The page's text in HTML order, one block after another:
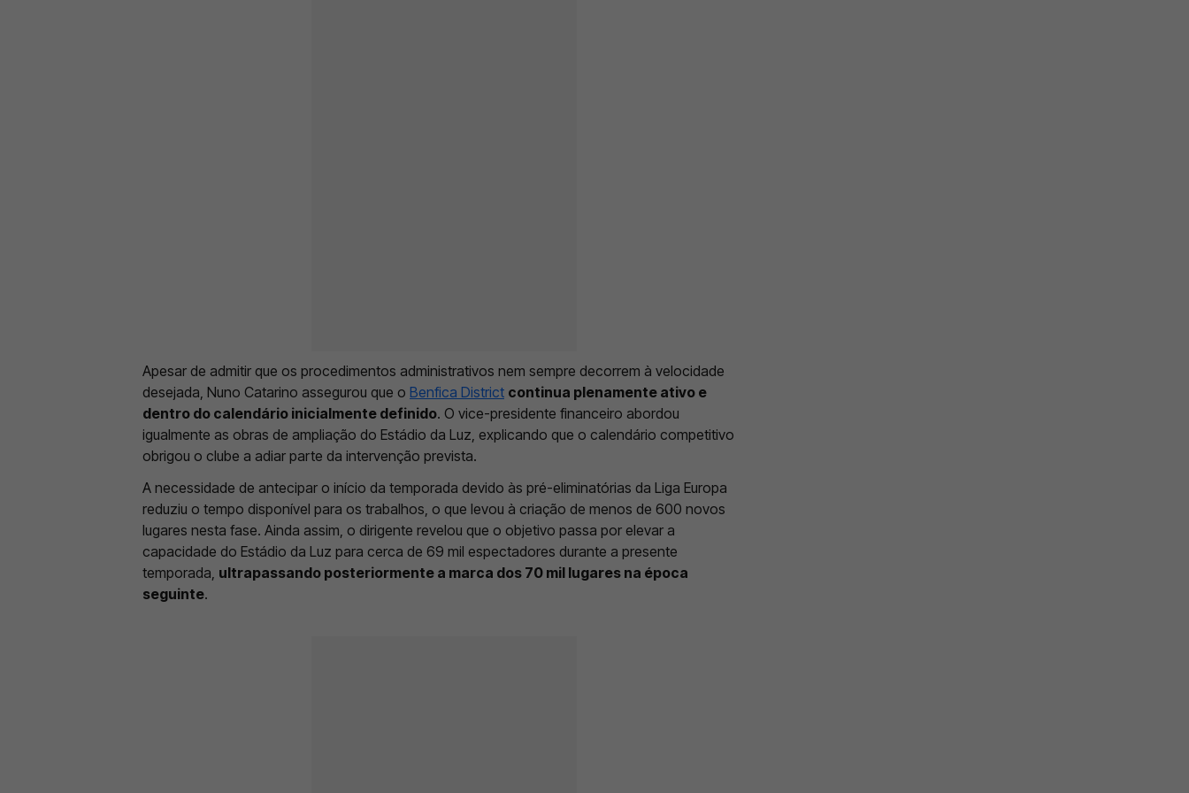
Apesar de admitir que os procedimentos administrativos nem sempre decorrem à velocidade
desejada, Nuno Catarino assegurou que o Benfica District continua plenamente ativo e
dentro do calendário inicialmente definido. O vice-presidente financeiro abordou
igualmente as obras de ampliação do Estádio da Luz, explicando que o calendário competitivo
obrigou o clube a adiar parte da intervenção prevista.
A necessidade de antecipar o início da temporada devido às pré-eliminatórias da Liga Europa
reduziu o tempo disponível para os trabalhos, o que levou à criação de menos de 600 novos
lugares nesta fase. Ainda assim, o dirigente revelou que o objetivo passa por elevar a
capacidade do Estádio da Luz para cerca de 69 mil espectadores durante a presente
temporada, ultrapassando posteriormente a marca dos 70 mil lugares na época
seguinte.